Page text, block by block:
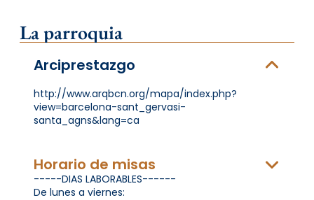
La parroquia
Arciprestazgo
http://www.arqbcn.org/mapa/index.php?
view=barcelona-sant_gervasi-
santa_agns&lang=ca
Horario de misas
-----DIAS LABORABLES------
De lunes a viernes: